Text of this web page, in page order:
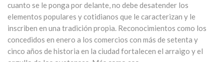
cuanto se le ponga por delante, no debe desatender los
elementos populares y cotidianos que le caracterizan y le
inscriben en una tradición propia. Reconocimientos como los
concedidos en enero a los comercios con más de setenta y
cinco años de historia en la ciudad fortalecen el arraigo y el